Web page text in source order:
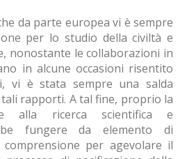
da parte europea vi è sempre
per lo studio della civiltà e
nonostante le collaborazioni in
in alcune occasioni risentito
vi è stata sempre una salda
rapporti. A tal fine, proprio la
alla ricerca scientifica e
fungere da elemento di
per agevolare il